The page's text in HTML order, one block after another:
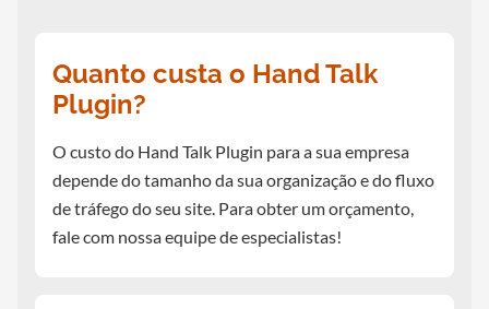
Quanto custa o Hand Talk
Plugin?
O custo do Hand Talk Plugin para a sua empresa
depende do tamanho da sua organização e do fluxo
de tráfego do seu site. Para obter um orçamento,
fale com nossa equipe de especialistas!